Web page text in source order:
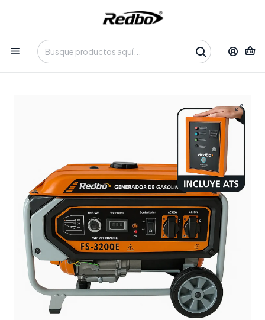
Tienda 100% Online con despacho a domicilio o retiro en
Oficina • Lun-Vie 09:30-14:00 / 15:00-17:30 • 📞 +56 9 3730 2311
Inicio Generadores
Generador a Gasolina Redbo FS-3200E "Power Guard
3000" (3.0 kW, Partida Eléctrica + Sistema ATS)